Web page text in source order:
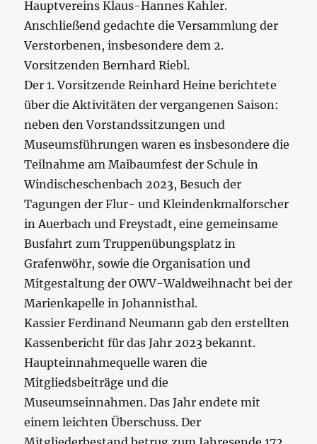
Hauptvereins Klaus-Hannes Kahler.
Anschließend gedachte die Versammlung der
Verstorbenen, insbesondere dem 2.
Vorsitzenden Bernhard Riebl.
Der 1. Vorsitzende Reinhard Heine berichtete
über die Aktivitäten der vergangenen Saison:
neben den Vorstandssitzungen und
Museumsführungen waren es insbesondere die
Teilnahme am Maibaumfest der Schule in
Windischeschenbach 2023, Besuch der
Tagungen der Flur- und Kleindenkmalforscher
in Auerbach und Freystadt, eine gemeinsame
Busfahrt zum Truppenübungsplatz in
Grafenwöhr, sowie die Organisation und
Mitgestaltung der OWV-Waldweihnacht bei der
Marienkapelle in Johannisthal.
Kassier Ferdinand Neumann gab den erstellten
Kassenbericht für das Jahr 2023 bekannt.
Haupteinnahmequelle waren die
Mitgliedsbeiträge und die
Museumseinnahmen. Das Jahr endete mit
einem leichten Überschuss. Der